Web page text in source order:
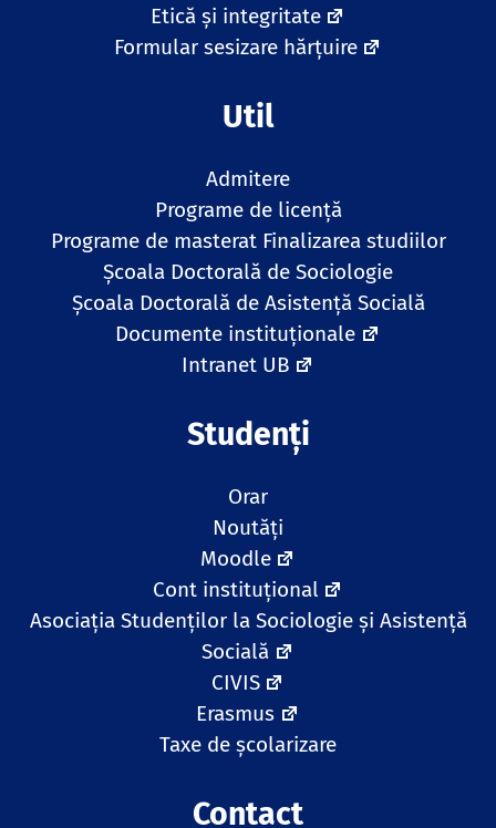
Etică și integritate
Formular sesizare hărțuire
Util
Admitere
Programe de licență
Programe de masterat Finalizarea studiilor
Școala Doctorală de Sociologie
Școala Doctorală de Asistență Socială
Documente instituționale
Intranet UB
Studenți
Orar
Noutăți
Moodle
Cont instituțional
Asociația Studenților la Sociologie și Asistență
Socială
CIVIS
Erasmus
Taxe de școlarizare
Contact